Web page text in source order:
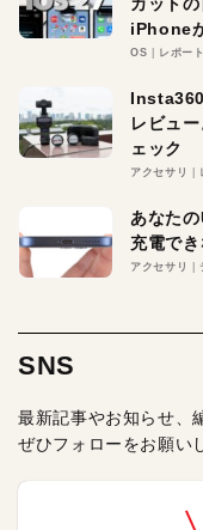
iPhone
OS レポート
レビュ
ェック
アクセサリ
あなた
充電で
アクセサリ
SNS
最新記事やお知らせ、
ぜひフォローをお願い